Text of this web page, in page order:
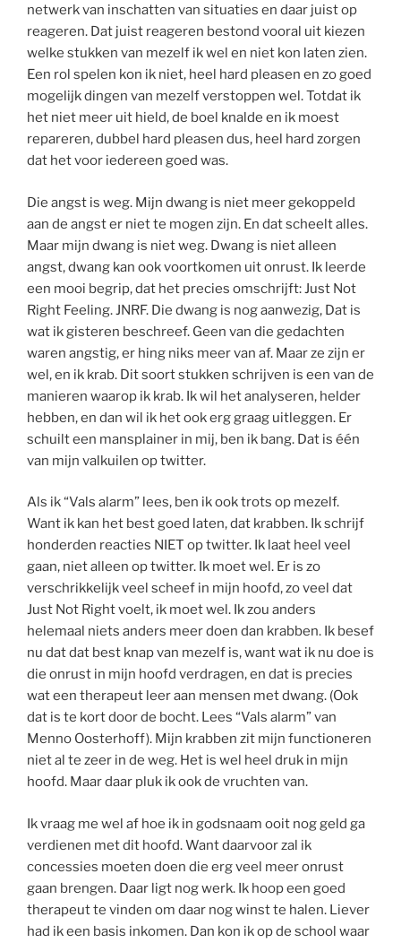
netwerk van inschatten van situaties en daar juist op
reageren. Dat juist reageren bestond vooral uit kiezen
welke stukken van mezelf ik wel en niet kon laten zien.
Een rol spelen kon ik niet, heel hard pleasen en zo goed
mogelijk dingen van mezelf verstoppen wel. Totdat ik
het niet meer uit hield, de boel knalde en ik moest
repareren, dubbel hard pleasen dus, heel hard zorgen
dat het voor iedereen goed was.
Die angst is weg. Mijn dwang is niet meer gekoppeld
aan de angst er niet te mogen zijn. En dat scheelt alles.
Maar mijn dwang is niet weg. Dwang is niet alleen
angst, dwang kan ook voortkomen uit onrust. Ik leerde
een mooi begrip, dat het precies omschrijft: Just Not
Right Feeling. JNRF. Die dwang is nog aanwezig, Dat is
wat ik gisteren beschreef. Geen van die gedachten
waren angstig, er hing niks meer van af. Maar ze zijn er
wel, en ik krab. Dit soort stukken schrijven is een van de
manieren waarop ik krab. Ik wil het analyseren, helder
hebben, en dan wil ik het ook erg graag uitleggen. Er
schuilt een mansplainer in mij, ben ik bang. Dat is één
van mijn valkuilen op twitter.
Als ik “Vals alarm” lees, ben ik ook trots op mezelf.
Want ik kan het best goed laten, dat krabben. Ik schrijf
honderden reacties NIET op twitter. Ik laat heel veel
gaan, niet alleen op twitter. Ik moet wel. Er is zo
verschrikkelijk veel scheef in mijn hoofd, zo veel dat
Just Not Right voelt, ik moet wel. Ik zou anders
helemaal niets anders meer doen dan krabben. Ik besef
nu dat dat best knap van mezelf is, want wat ik nu doe is
die onrust in mijn hoofd verdragen, en dat is precies
wat een therapeut leer aan mensen met dwang. (Ook
dat is te kort door de bocht. Lees “Vals alarm” van
Menno Oosterhoff). Mijn krabben zit mijn functioneren
niet al te zeer in de weg. Het is wel heel druk in mijn
hoofd. Maar daar pluk ik ook de vruchten van.
Ik vraag me wel af hoe ik in godsnaam ooit nog geld ga
verdienen met dit hoofd. Want daarvoor zal ik
concessies moeten doen die erg veel meer onrust
gaan brengen. Daar ligt nog werk. Ik hoop een goed
therapeut te vinden om daar nog winst te halen. Liever
had ik een basis inkomen. Dan kon ik op de school waar